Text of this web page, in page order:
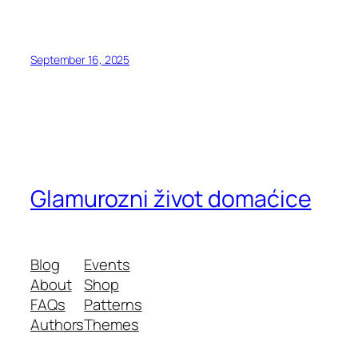
September 16, 2025
Glamurozni život domaćice
Blog
About
FAQs
Authors
Events
Shop
Patterns
Themes